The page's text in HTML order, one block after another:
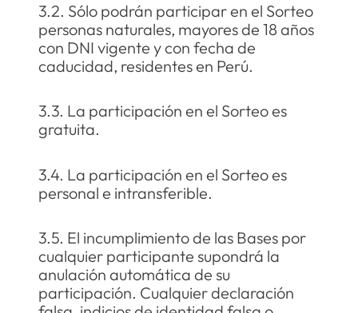
3.2. Sólo podrán participar en el Sorteo
personas naturales, mayores de 18 años
con DNI vigente y con fecha de
caducidad, residentes en Perú.
3.3. La participación en el Sorteo es
gratuita.
3.4. La participación en el Sorteo es
personal e intransferible.
3.5. El incumplimiento de las Bases por
cualquier participante supondrá la
anulación automática de su
participación. Cualquier declaración